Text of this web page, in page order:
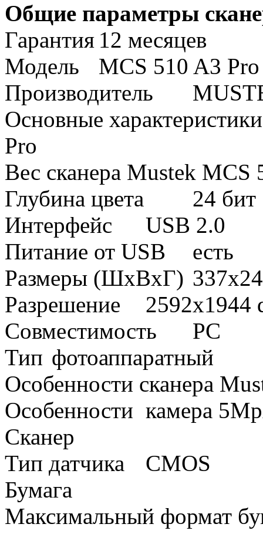
Общие параметры
Гарантия 12 месяцев
Модель
MCS 510 A3 Pro
Производитель
Основные
Pro
Вес сканера Mustek
Глубина цвета
24 бит
Интерфейс
USB 2.0
Питание от USB
есть
Размеры (ШxВxГ)
Разрешение
2592x1944
Совместимость
PC
Тип фотоаппаратный
Особенности сканера
Особенности камера
Сканер
Тип датчика
CMOS
Бумага
Максимальный формат